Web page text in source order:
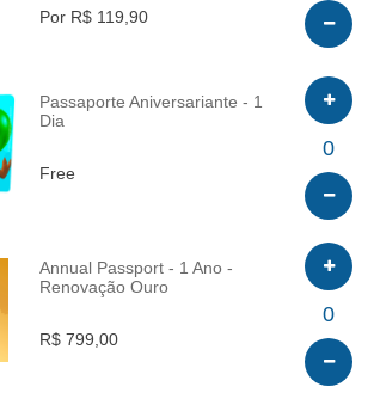
Por R$ 119,90
Passaporte Aniversariante - 1
Dia
Free
0
Annual Passport - 1 Ano -
Renovação Ouro
R$ 799,00
0